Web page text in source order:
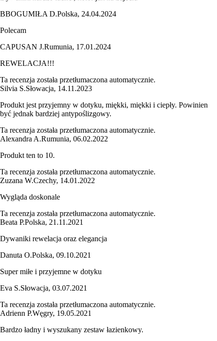
BBOGUMIŁA D.Polska, 24.04.2024
Polecam
CAPUSAN J.Rumunia, 17.01.2024
REWELACJA!!!
Ta recenzja została przetłumaczona automatycznie.
Silvia S.Słowacja, 14.11.2023
Produkt jest przyjemny w dotyku, miękki, miękki i ciepły. Powinien
być jednak bardziej antypoślizgowy.
Ta recenzja została przetłumaczona automatycznie.
Alexandra A.Rumunia, 06.02.2022
Produkt ten to 10.
Ta recenzja została przetłumaczona automatycznie.
Zuzana W.Czechy, 14.01.2022
Wygląda doskonale
Ta recenzja została przetłumaczona automatycznie.
Beata P.Polska, 21.11.2021
Dywaniki rewelacja oraz elegancja
Danuta O.Polska, 09.10.2021
Super miłe i przyjemne w dotyku
Eva S.Słowacja, 03.07.2021
Ta recenzja została przetłumaczona automatycznie.
Adrienn P.Węgry, 19.05.2021
Bardzo ładny i wyszukany zestaw łazienkowy.